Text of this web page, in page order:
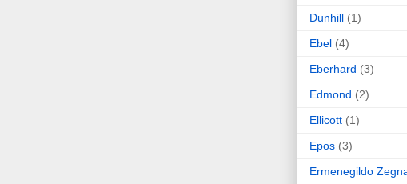
Dunhill (1)
Ebel (4)
Eberhard (3)
Edmond (2)
Ellicott (1)
Epos (3)
Ermenegildo